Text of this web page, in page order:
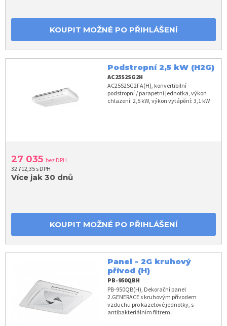
KOUPIT MOŽNÉ PO PŘIHLÁŠENÍ
Podstropní 2,5 kW (H2G)
AC25S2SG2H
AC25S2SG2FA(H), konvertibilní -
podstropní / parapetní jednotka, výkon
chlazení: 2,5 kW, výkon vytápění: 3,1 kW
27 035 bez DPH
32 712,35 s DPH
Více jak 30 dnů
KOUPIT MOŽNÉ PO PŘIHLÁŠENÍ
Panel - 2G kruhový
přívod (H)
PB-950QBH
PB-950QB(H), Dekorační panel
2.GENERACE s kruhovým přívodem
vzduchu pro kazetové jednotky, s
antibakteriálním filtrem.